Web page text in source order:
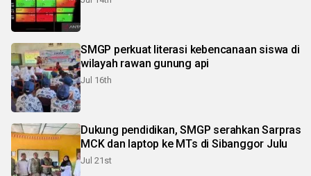
SMGP perkuat literasi kebencanaan siswa di
wilayah rawan gunung api
Jul 16th
Dukung pendidikan, SMGP serahkan Sarpras
MCK dan laptop ke MTs di Sibanggor Julu
Jul 21st